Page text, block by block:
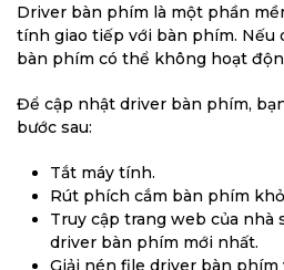
Driver bàn phím là một phần
tính giao tiếp với bàn phím. Nếu
bàn phím có thể không hoạt
Để cập nhật driver bàn phím,
bước sau:
Tắt máy tính.
Rút phích cắm bàn phím
Truy cập trang web của nhà
driver bàn phím mới nhất.
Giải nén file driver bàn phím